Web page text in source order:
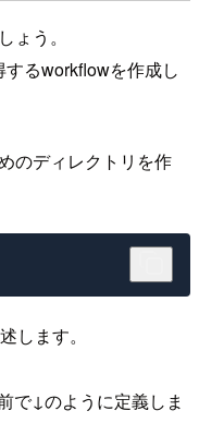
う。
るworkflowを作成し
のディレクトリを作
します。
で↓のように定義しま